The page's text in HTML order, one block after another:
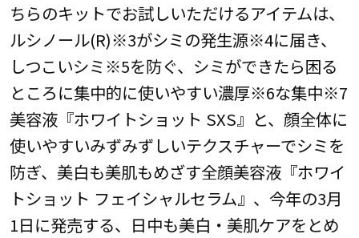
ちらのキットでお試しいただけるアイテムは、
ルシノール(R)※3がシミの発生源※4に届き、
しつこいシミ※5を防ぐ、シミができたら困る
ところに集中的に使いやすい濃厚※6な集中※7
美容液『ホワイトショット SXS』と、顔全体に
使いやすいみずみずしいテクスチャーでシミを
防ぎ、美白も美肌もめざす全顔美容液『ホワイ
トショット フェイシャルセラム』、今年の3月
1日に発売する、日中も美白・美肌ケアをとめ